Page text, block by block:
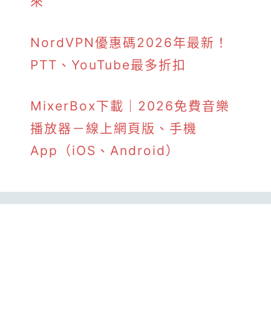
NordVPN優惠碼2026年最新！
PTT、YouTube最多折扣
MixerBox下載｜2026免費音樂
播放器－線上網頁版、手機
App（iOS、Android）